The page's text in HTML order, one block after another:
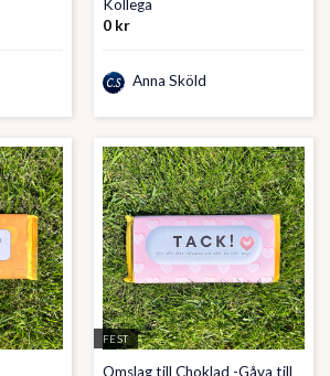
Kollega
0 kr
Anna Sköld
FEST
Omslag till Choklad -Gåva till